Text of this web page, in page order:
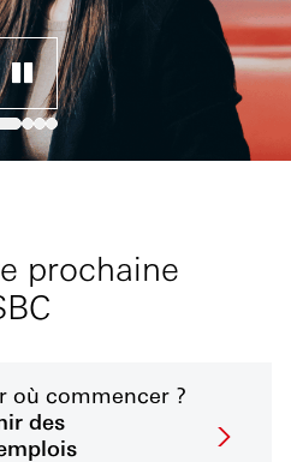
prochaine
où commencer ?
des